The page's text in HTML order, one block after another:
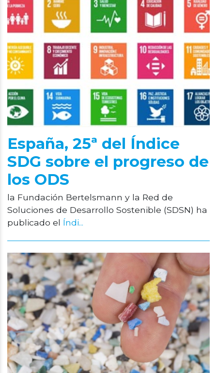
España, 25ª del Índice
SDG sobre el progreso de
los ODS
la Fundación Bertelsmann y la Red de
Soluciones de Desarrollo Sostenible (SDSN) ha
publicado el Índi...